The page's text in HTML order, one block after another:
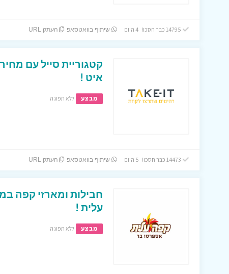
שיתוף בוואטסאפ העתק URL
קטגוריית סייל עם
איט !
מבצע ללא תפוגה
שיתוף בוואטסאפ העתק URL
חבילות ומארזי קפה
עלית !
מבצע ללא תפוגה